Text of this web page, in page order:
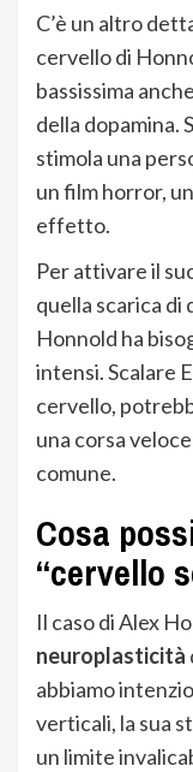
C’è un altro
cervello di
bassissima
della dopamina.
stimola una
un film horror,
effetto.
Per attivare il
quella scarica di
Honnold ha
intensi. Scalare
cervello,
una corsa
comune.
Cosa
“cervello
Il caso di Alex
neuroplasticità
abbiamo
verticali, la sua
un limite